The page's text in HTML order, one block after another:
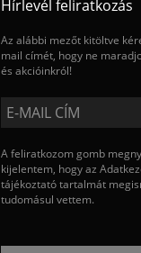
Hírlevél feliratkozás
Az alábbi mezőt kitöltve
mail címét, hogy ne
és akcióinkról!
A feliratkozom gomb
kijelentem, hogy az
tájékoztatótartalmát
tudomásul vettem.